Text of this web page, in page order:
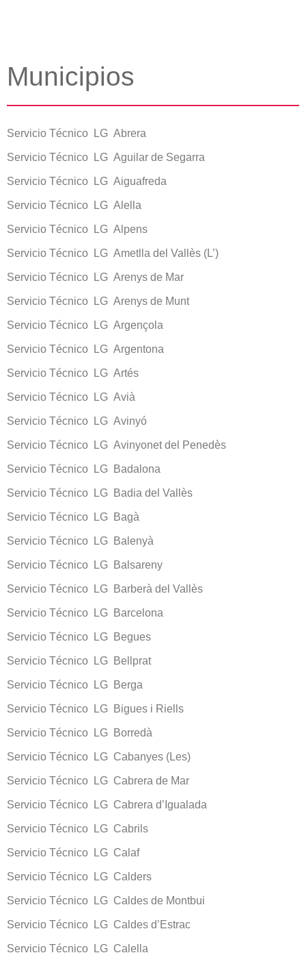
Municipios
Servicio Técnico LG Abrera
Servicio Técnico LG Aguilar de Segarra
Servicio Técnico LG Aiguafreda
Servicio Técnico LG Alella
Servicio Técnico LG Alpens
Servicio Técnico LG Ametlla del Vallès (L’)
Servicio Técnico LG Arenys de Mar
Servicio Técnico LG Arenys de Munt
Servicio Técnico LG Argençola
Servicio Técnico LG Argentona
Servicio Técnico LG Artés
Servicio Técnico LG Avià
Servicio Técnico LG Avinyó
Servicio Técnico LG Avinyonet del Penedès
Servicio Técnico LG Badalona
Servicio Técnico LG Badia del Vallès
Servicio Técnico LG Bagà
Servicio Técnico LG Balenyà
Servicio Técnico LG Balsareny
Servicio Técnico LG Barberà del Vallès
Servicio Técnico LG Barcelona
Servicio Técnico LG Begues
Servicio Técnico LG Bellprat
Servicio Técnico LG Berga
Servicio Técnico LG Bigues i Riells
Servicio Técnico LG Borredà
Servicio Técnico LG Cabanyes (Les)
Servicio Técnico LG Cabrera de Mar
Servicio Técnico LG Cabrera d’Igualada
Servicio Técnico LG Cabrils
Servicio Técnico LG Calaf
Servicio Técnico LG Calders
Servicio Técnico LG Caldes de Montbui
Servicio Técnico LG Caldes d’Estrac
Servicio Técnico LG Calella